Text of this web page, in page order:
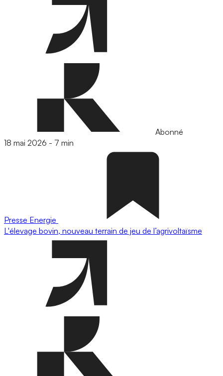
Abonné
18 mai 2026 - 7 min
Presse Energie
L'élevage bovin, nouveau terrain de jeu de l’agrivoltaïsme